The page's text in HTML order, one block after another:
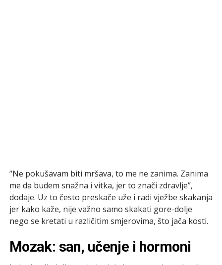
“Ne pokušavam biti mršava, to me ne zanima. Zanima
me da budem snažna i vitka, jer to znači zdravlje”,
dodaje. Uz to često preskače uže i radi vježbe skakanja
jer kako kaže, nije važno samo skakati gore-dolje
nego se kretati u različitim smjerovima, što jača kosti.
Mozak: san, učenje i hormoni